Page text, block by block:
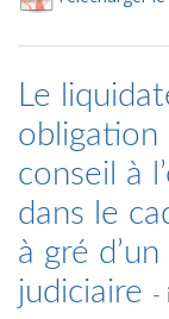
Le
obligation
conseil à
dans le
à gré
judiciaire -